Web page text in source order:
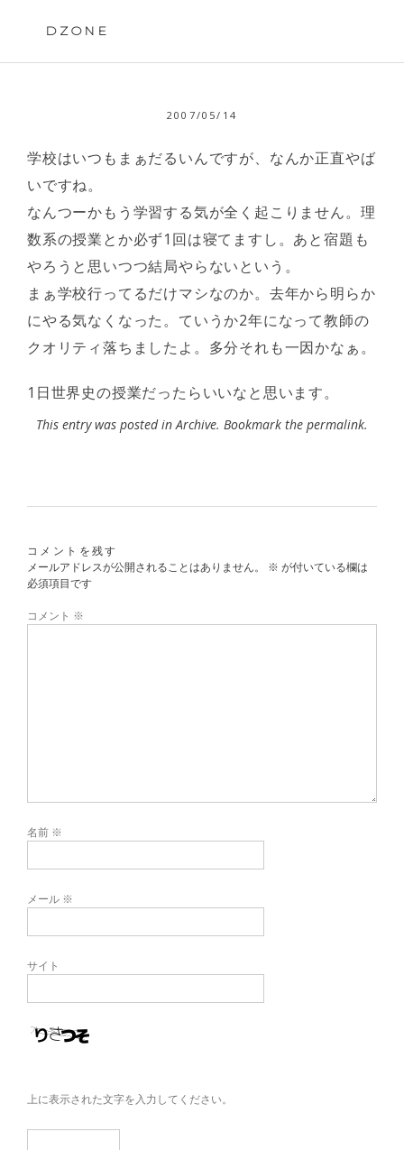
DZONE
2007/05/14
学校はいつもまぁだるいんですが、なんか正直やば
いですね。
なんつーかもう学習する気が全く起こりません。理
数系の授業とか必ず1回は寝てますし。あと宿題も
やろうと思いつつ結局やらないという。
まぁ学校行ってるだけマシなのか。去年から明らか
にやる気なくなった。ていうか2年になって教師の
クオリティ落ちましたよ。多分それも一因かなぁ。
1日世界史の授業だったらいいなと思います。
This entry was posted inArchive. Bookmark the permalink.
コメントを残す
メールアドレスが公開されることはありません。
※ が付いている欄は
必須項目です
コメント ※
名前 ※
メール ※
サイト
上に表示された文字を入力してください。